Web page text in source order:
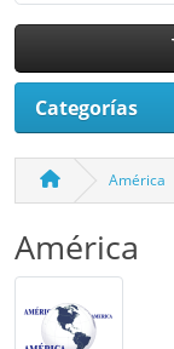
Categorías
América
América